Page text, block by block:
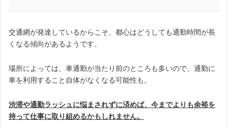
交通網が発達しているからこそ、都心はどうしても通勤時間が長
くなる傾向があるようです。
場所によっては、車通勤が当たり前のところも多いので、通勤に
車を利用すること自体がなくなる可能性も。
渋滞や通勤ラッシュに悩まされずに済めば、今までよりも余裕を
持って仕事に取り組めるかもしれません。